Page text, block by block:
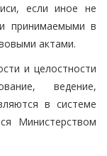
если иное не
принимаемыми в
актами.
и целостности
ведение,
в системе
Министерством